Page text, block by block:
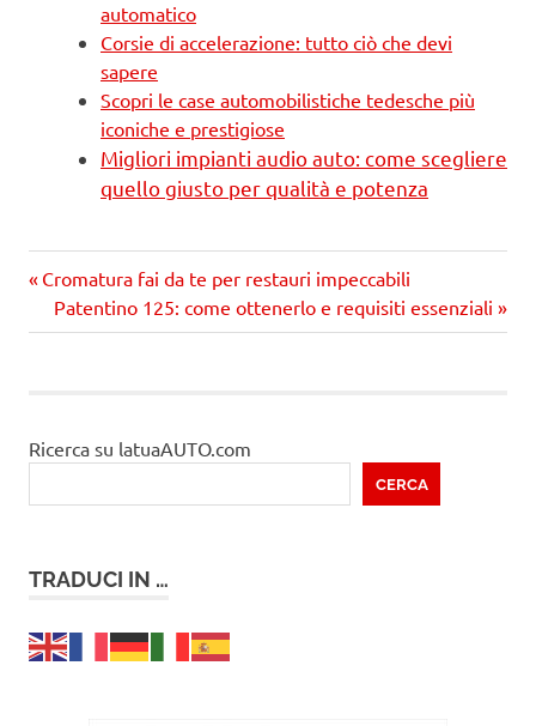
automatico
Corsie di accelerazione: tutto ciò che devi
sapere
Scopri le case automobilistiche tedesche più
iconiche e prestigiose
Migliori impianti audio auto: come scegliere
quello giusto per qualità e potenza
Navigazione
articoli
Precedente
articolo:
Cromatura fai da te per restauri impeccabili
Prossimo
articolo
Patentino 125: come ottenerlo e requisiti essenziali
Ricerca su latuaAUTO.com
CERCA
TRADUCI IN …